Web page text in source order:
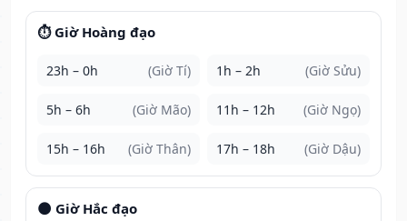
⏱️ Giờ Hoàng đạo
23h – 0h (Giờ Tí) 1h – 2h (Giờ Sửu)
5h – 6h (Giờ Mão) 11h – 12h (Giờ Ngọ)
15h – 16h (Giờ Thân) 17h – 18h (Giờ Dậu)
🌑 Giờ Hắc đạo